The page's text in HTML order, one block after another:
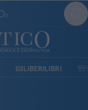
SHOP SOSTIENICI